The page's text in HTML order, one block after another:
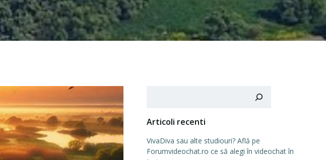
Articoli recenti
VivaDiva sau alte studiouri? Află pe
Forumvideochat.ro ce să alegi în videochat în